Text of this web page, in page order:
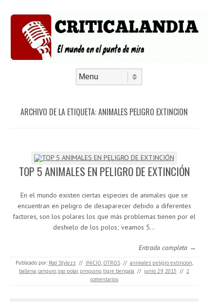
ARCHIVO DE LA ETIQUETA:ANIMALES PELIGRO EXTINCION
TOP 5 ANIMALES EN PELIGRO DE EXTINCIÓN
En el mundo existen ciertas especies de animales que se
encuentran en peligro de desaparecer debido a diferentes
factores, son los polares los que más problemas tienen por el
deshielo de los polos; veamos 5…
Entrada completa →
Publicado por: Rod Stylezz // INICIO, OTROS // animales peligro extincion,
ballena,canguro,oso polar, pinguino,tigre bengala // junio 29, 2015 // 2
comentarios